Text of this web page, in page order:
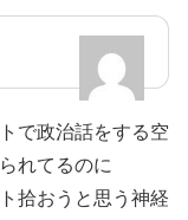
で政治話をする空
れてるのに
拾おうと思う神経